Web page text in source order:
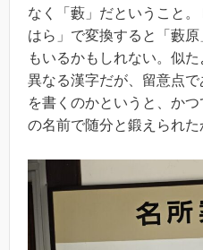
なく「藪」だということ
はら」で変換すると「藪
もいるかもしれない。似
異なる漢字だが、留意点
を書くのかというと、か
の名前で随分と鍛えられた